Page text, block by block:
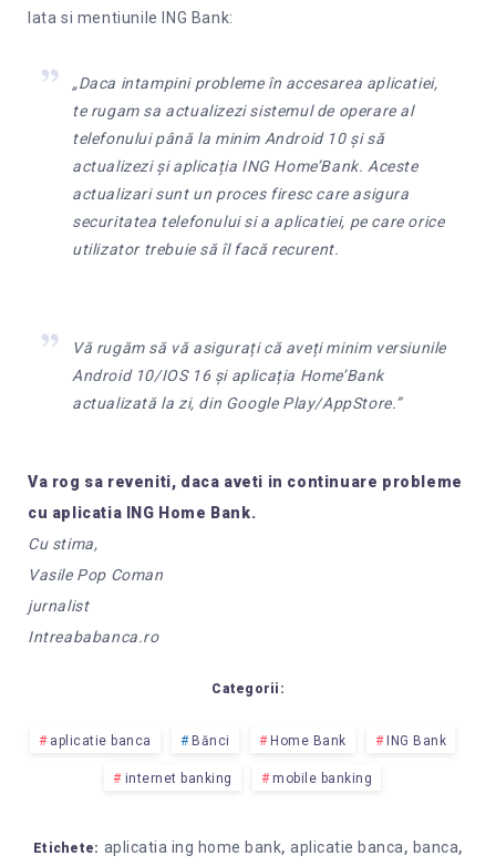
Iata si mentiunile ING Bank:
„Daca intampini probleme în accesarea aplicatiei,
te rugam sa actualizezi sistemul de operare al
telefonului până la minim Android 10 și să
actualizezi și aplicația ING Home’Bank. Aceste
actualizari sunt un proces firesc care asigura
securitatea telefonului si a aplicatiei, pe care orice
utilizator trebuie să îl facă recurent.
Vă rugăm să vă asigurați că aveți minim versiunile
Android 10/IOS 16 și aplicația Home’Bank
actualizată la zi, din Google Play/AppStore.”
Va rog sa reveniti, daca aveti in continuare probleme
cu aplicatia ING Home Bank.
Cu stima,
Vasile Pop Coman
jurnalist
Intreababanca.ro
Categorii:
aplicatie banca Bănci Home Bank ING Bank
internet banking mobile banking
Etichete: aplicatia ing home bank,aplicatie banca, banca,